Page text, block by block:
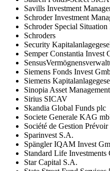
Savills Investment
Schroder Investment
Schroder Special Situation
Schroders
Security
Semper Constantia Invest
Siemens Fonds Invest
Siemens
Sinopia Asset
Sirius SICAV
Skandia Global Funds plc
Societe Generale KAG
Société de Gestion Prévoir
Sparinvest S.A.
Spängler IQAM Invest
Standard Life
Star Capital S.A.